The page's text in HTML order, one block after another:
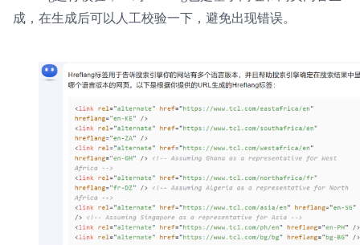
成，在生成后可以人工校验一下，避免出现错误。